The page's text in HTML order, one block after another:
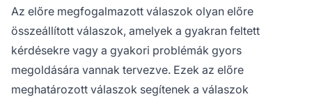
Az előre megfogalmazott válaszok olyan előre
összeállított válaszok, amelyek a gyakran feltett
kérdésekre vagy a gyakori problémák gyors
megoldására vannak tervezve. Ezek az előre
meghatározott válaszok segítenek a válaszok